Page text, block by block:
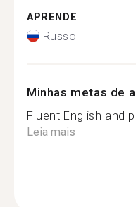
APRENDE
Russo
Minhas metas de
Fluent English and
Leia mais